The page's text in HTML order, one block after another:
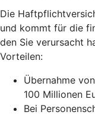
Die
und kommt für die
den Sie verursacht
Vorteilen:
Übernahme
100 Millionen
Bei